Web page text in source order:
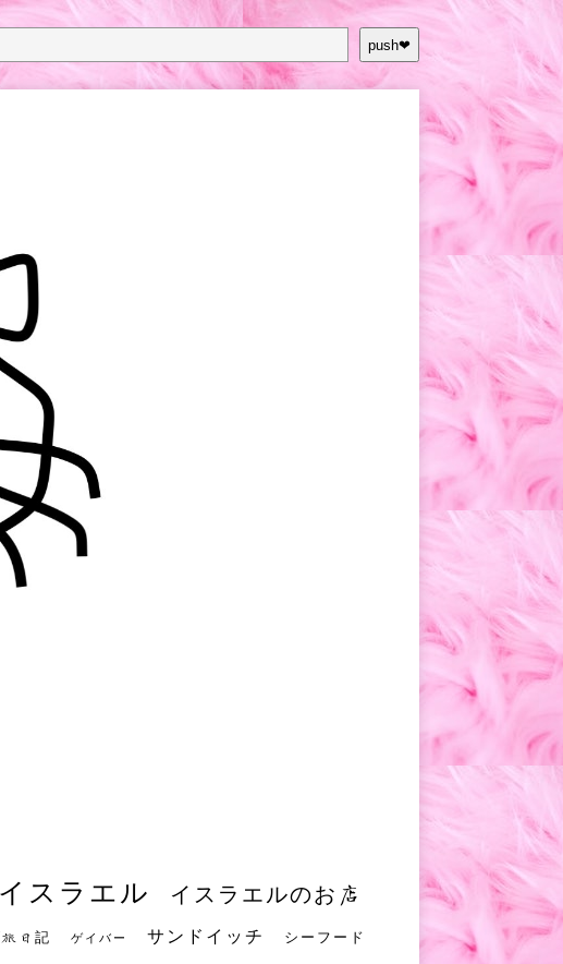
push❤︎
イスラエル イスラエルのお店
日記 ゲイバー サンドイッチ シーフード